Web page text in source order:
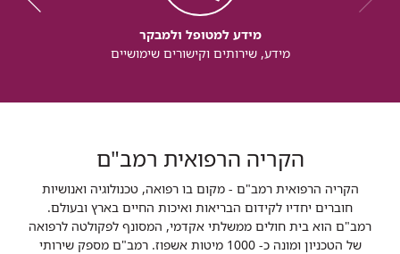
מידע למטופל ולמבקר
מידע, שירותים וקישורים שימושיים
הקריה הרפואית רמב"ם
הקריה הרפואית רמב"ם - מקום בו רפואה, טכנולוגיה ואנושיות
חוברים יחדיו לקידום הבריאות ואיכות החיים בארץ ובעולם.
רמב"ם הוא בית חולים ממשלתי אקדמי, המסונף לפקולטה לרפואה
של הטכניון ומונה כ- 1000 מיטות אשפוז. רמב"ם מספק שירותי